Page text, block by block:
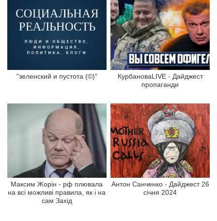
"зеленский и пустота (©)"
КурбановаLIVE - Дайджест
пропаганди
Максим Жорін - рф плювала
на всі можливі правила, як і на
сам Захід
Антон Санченко - Дайджест 26
січня 2024